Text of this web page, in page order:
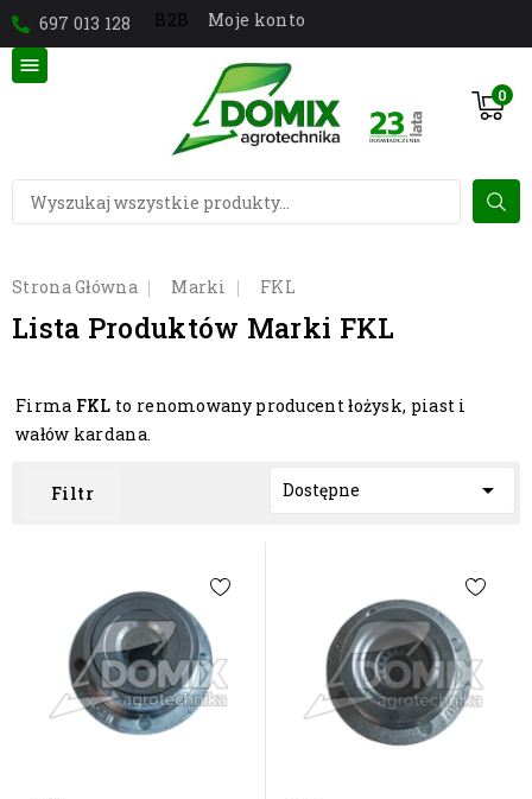
697 013 128 B2B Moje konto
0

Strona Główna Marki FKL
Lista Produktów Marki FKL
Firma FKL to renomowany producent łożysk, piast i
wałów kardana.
Filtr Dostępne 